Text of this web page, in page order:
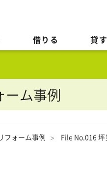
借りる 貸す
ーム事例
フォーム事例 File No.016